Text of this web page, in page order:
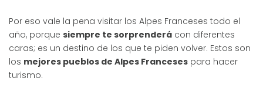
Por eso vale la pena visitar los Alpes Franceses todo el
año, porque siempre te sorprenderá con diferentes
caras; es un destino de los que te piden volver. Estos son
los mejores pueblos de Alpes Franceses para hacer
turismo.